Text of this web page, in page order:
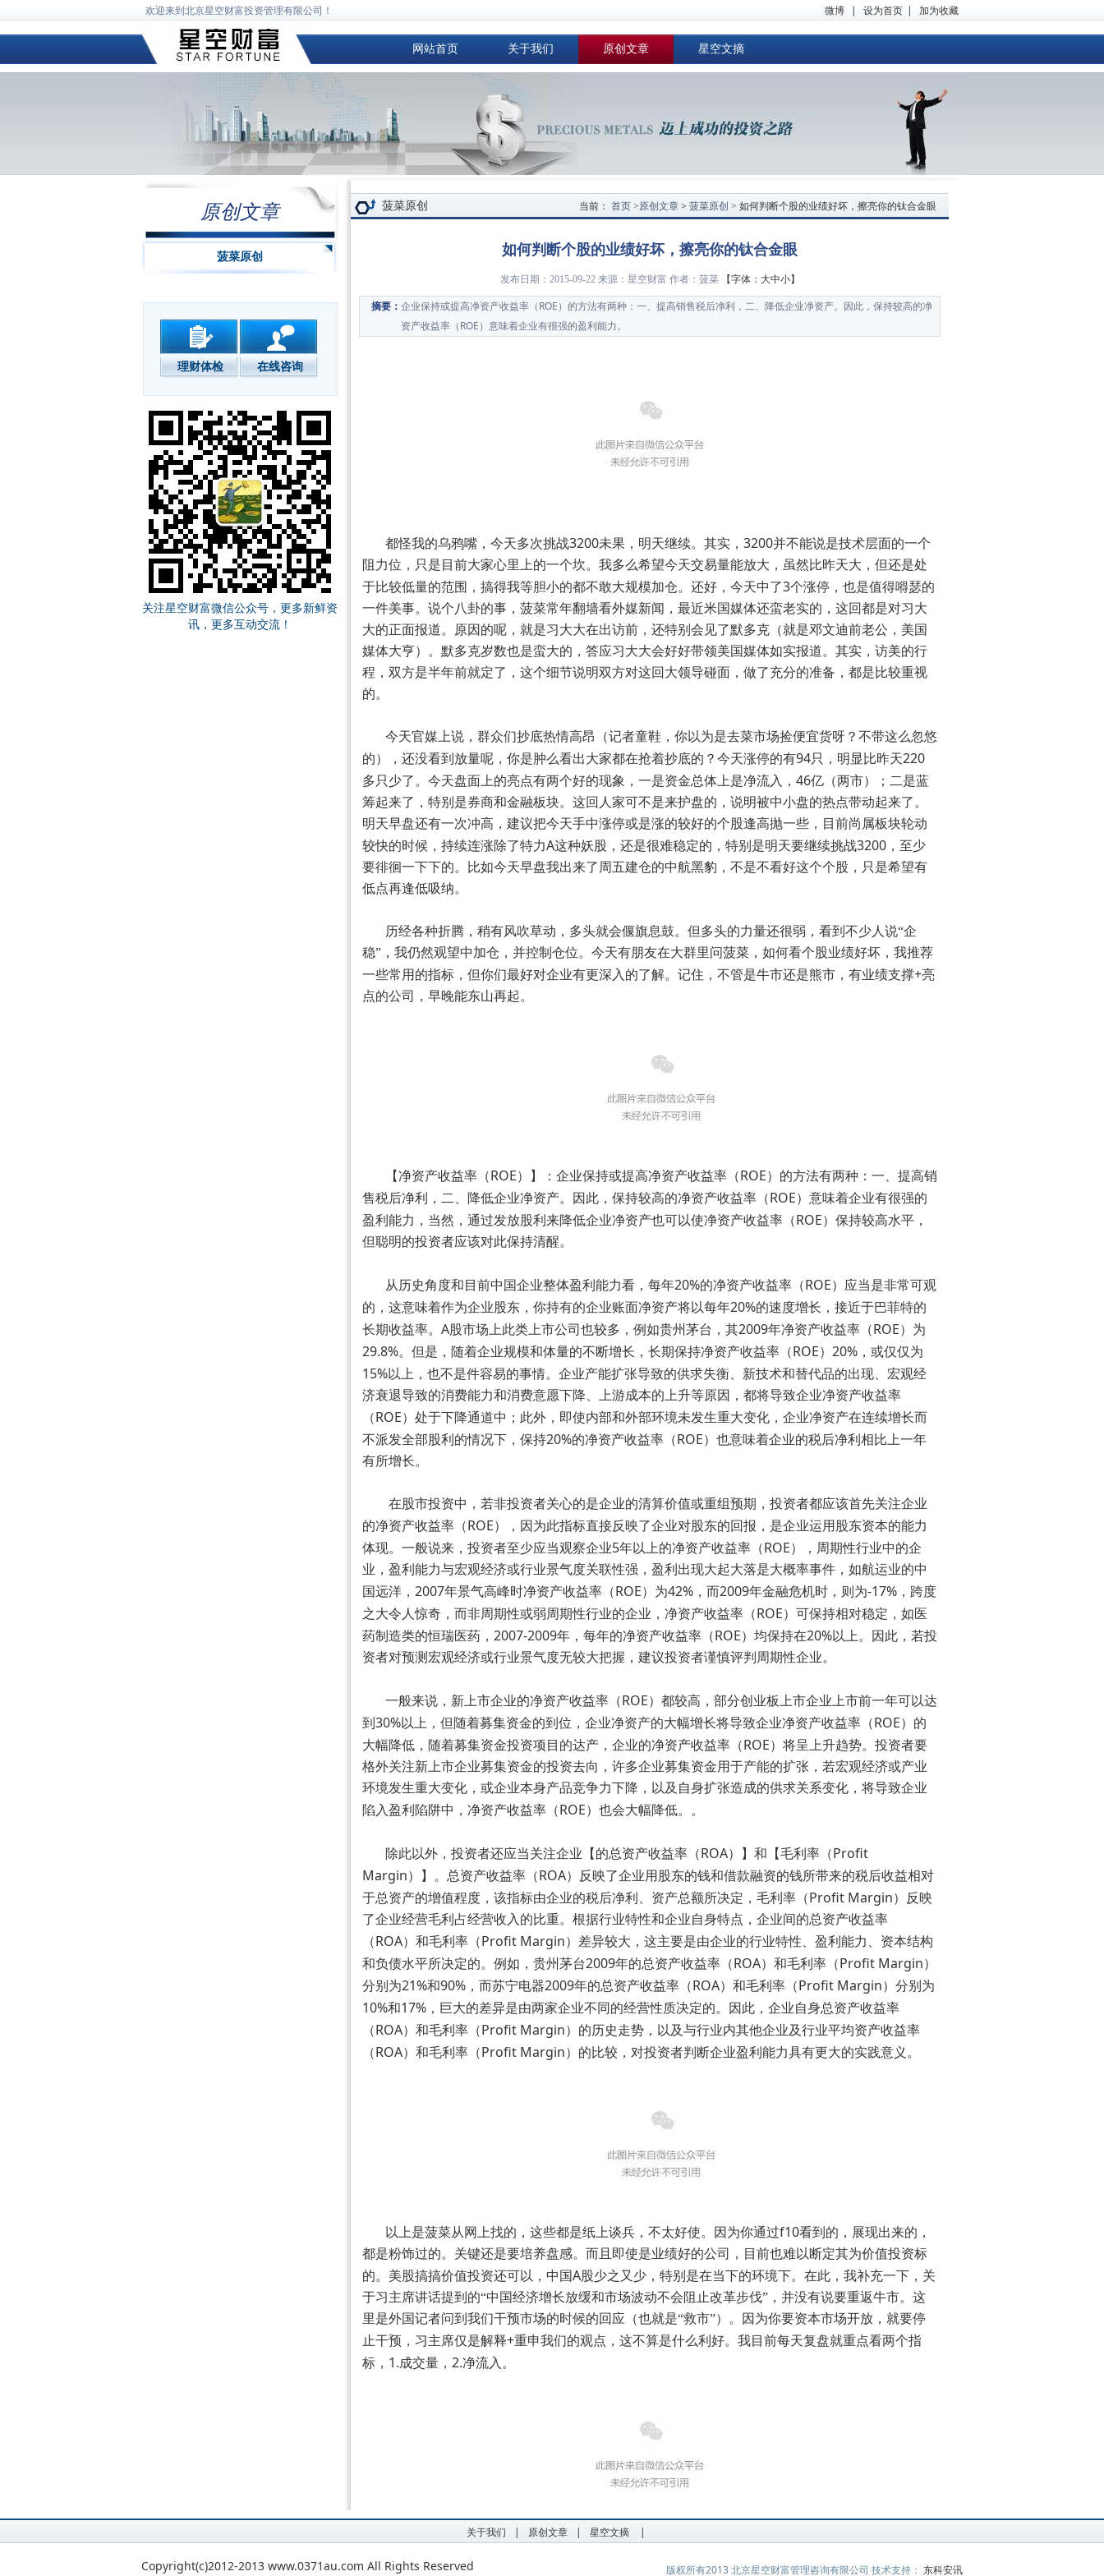
欢迎来到北京星空财富投资管理有限公司！ 微博 | 设为首页 | 加为收藏
网站首页 关于我们 原创文章 星空文摘
原创文章
菠菜原创
理财体检 在线咨询
关注星空财富微信公众号，更多新鲜资
讯，更多互动交流！
当前： 首页 >原创文章 >菠菜原创 > 如何判断个股的业绩好坏，擦亮你的钛合金眼
菠菜原创
如何判断个股的业绩好坏，擦亮你的钛合金眼
发布日期：2015-09-22 来源：星空财富 作者：菠菜【字体：大中小】
摘要： 企业保持或提高净资产收益率（ROE）的方法有两种：一、提高销售税后净利，二、降低企业净资产。因此，保持较高的净
资产收益率（ROE）意味着企业有很强的盈利能力。
都怪我的乌鸦嘴，今天多次挑战3200未果，明天继续。其实， 3200并不能说是技术层面的一个
阻力位，只是目前大家心里上的一个坎。我多么希望今天交易量能放大，虽然比昨天大，但还是处
于比较低量的范围，搞得我等胆小的都不敢大规模加仓。还好，今天中了3个涨停，也是值得嘚瑟的
一件美事。说个八卦的事，菠菜常年翻墙看外媒新闻，最近米国媒体还蛮老实的，这回都是对习大
大的正面报道。原因的呢，就是习大大在出访前，还特别会见了默多克（就是邓文迪前老公，美国
媒体大亨）。默多克岁数也是蛮大的，答应习大大会好好带领美国媒体如实报道。其实，访美的行
程，双方是半年前就定了，这个细节说明双方对这回大领导碰面，做了充分的准备，都是比较重视
的。
今天官媒上说，群众们抄底热情高昂（记者童鞋，你以为是去菜市场捡便宜货呀？不带这么忽悠
的），还没看到放量呢，你是肿么看出大家都在抢着抄底的？今天涨停的有94只，明显比昨天220
多只少了。今天盘面上的亮点有两个好的现象，一是资金总体上是净流入， 46亿（两市）；二是蓝
筹起来了，特别是券商和金融板块。这回人家可不是来护盘的，说明被中小盘的热点带动起来了。
明天早盘还有一次冲高，建议把今天手中涨停或是涨的较好的个股逢高抛一些，目前尚属板块轮动
较快的时候，持续连涨除了特力A这种妖股，还是很难稳定的，特别是明天要继续挑战3200 ，至少
要徘徊一下下的。比如今天早盘我出来了周五建仓的中航黑豹，不是不看好这个个股，只是希望有
低点再逢低吸纳。
历经各种折腾，稍有风吹草动，多头就会偃旗息鼓。但多头的力量还很弱，看到不少人说“企
稳”，我仍然观望中加仓，并控制仓位。今天有朋友在大群里问菠菜，如何看个股业绩好坏，我推荐
一些常用的指标，但你们最好对企业有更深入的了解。记住，不管是牛市还是熊市，有业绩支撑+亮
点的公司，早晚能东山再起。
【净资产收益率（ROE）】：企业保持或提高净资产收益率（ROE）的方法有两种：一、提高销
售税后净利，二、降低企业净资产。因此，保持较高的净资产收益率（ROE）意味着企业有很强的
盈利能力，当然，通过发放股利来降低企业净资产也可以使净资产收益率（ROE）保持较高水平，
但聪明的投资者应该对此保持清醒。
从历史角度和目前中国企业整体盈利能力看，每年20%的净资产收益率（ROE）应当是非常可观
的，这意味着作为企业股东，你持有的企业账面净资产将以每年20%的速度增长，接近于巴菲特的
长期收益率。 A股市场上此类上市公司也较多，例如贵州茅台，其2009年净资产收益率（ROE）为
29.8%。但是，随着企业规模和体量的不断增长，长期保持净资产收益率（ROE） 20% ，或仅仅为
15%以上，也不是件容易的事情。企业产能扩张导致的供求失衡、新技术和替代品的出现、宏观经
济衰退导致的消费能力和消费意愿下降、上游成本的上升等原因，都将导致企业净资产收益率
（ROE）处于下降通道中；此外，即使内部和外部环境未发生重大变化，企业净资产在连续增长而
不派发全部股利的情况下，保持20%的净资产收益率（ROE）也意味着企业的税后净利相比上一年
有所增长。
在股市投资中，若非投资者关心的是企业的清算价值或重组预期，投资者都应该首先关注企业
的净资产收益率（ROE），因为此指标直接反映了企业对股东的回报，是企业运用股东资本的能力
体现。一般说来，投资者至少应当观察企业5年以上的净资产收益率（ROE），周期性行业中的企
业，盈利能力与宏观经济或行业景气度关联性强，盈利出现大起大落是大概率事件，如航运业的中
国远洋， 2007年景气高峰时净资产收益率（ROE）为42% ，而2009年金融危机时，则为-17% ，跨度
之大令人惊奇，而非周期性或弱周期性行业的企业，净资产收益率（ROE）可保持相对稳定，如医
药制造类的恒瑞医药， 2007-2009年，每年的净资产收益率（ROE）均保持在20%以上。因此，若投
资者对预测宏观经济或行业景气度无较大把握，建议投资者谨慎评判周期性企业。
一般来说，新上市企业的净资产收益率（ROE）都较高，部分创业板上市企业上市前一年可以达
到 30%以上，但随着募集资金的到位，企业净资产的大幅增长将导致企业净资产收益率（ROE）的
大幅降低，随着募集资金投资项目的达产，企业的净资产收益率（ROE）将呈上升趋势。投资者要
格外关注新上市企业募集资金的投资去向，许多企业募集资金用于产能的扩张，若宏观经济或产业
环境发生重大变化，或企业本身产品竞争力下降，以及自身扩张造成的供求关系变化，将导致企业
陷入盈利陷阱中，净资产收益率（ROE）也会大幅降低。。
除此以外，投资者还应当关注企业【的总资产收益率（ROA）】和【毛利率（Profit
Margin）】。总资产收益率（ROA）反映了企业用股东的钱和借款融资的钱所带来的税后收益相对
于总资产的增值程度，该指标由企业的税后净利、资产总额所决定，毛利率（Profit Margin）反映
了企业经营毛利占经营收入的比重。根据行业特性和企业自身特点，企业间的总资产收益率
（ROA）和毛利率（Profit Margin）差异较大，这主要是由企业的行业特性、盈利能力、资本结构
和负债水平所决定的。例如，贵州茅台2009年的总资产收益率（ROA）和毛利率（Profit Margin）
分别为21%和90% ，而苏宁电器2009年的总资产收益率（ROA）和毛利率（Profit Margin）分别为
10%和17% ，巨大的差异是由两家企业不同的经营性质决定的。因此，企业自身总资产收益率
（ROA）和毛利率（Profit Margin）的历史走势，以及与行业内其他企业及行业平均资产收益率
（ROA）和毛利率（Profit Margin）的比较，对投资者判断企业盈利能力具有更大的实践意义。
以上是菠菜从网上找的，这些都是纸上谈兵，不太好使。因为你通过f10看到的，展现出来的，
都是粉饰过的。关键还是要培养盘感。而且即使是业绩好的公司，目前也难以断定其为价值投资标
的。美股搞搞价值投资还可以，中国A股少之又少，特别是在当下的环境下。在此，我补充一下，关
于习主席讲话提到的“中国经济增长放缓和市场波动不会阻止改革步伐”，并没有说要重返牛市。这
里是外国记者问到我们干预市场的时候的回应（也就是“救市”）。因为你要资本市场开放，就要停
止干预，习主席仅是解释+重申我们的观点，这不算是什么利好。我目前每天复盘就重点看两个指
标， 1.成交量， 2.净流入。
关于我们 | 原创文章 | 星空文摘 |
Copyright(c)2012-2013 www.0371au.com All Rights Reserved 版权所有2013 北京星空财富管理咨询有限公司 技术支持： 东科安讯